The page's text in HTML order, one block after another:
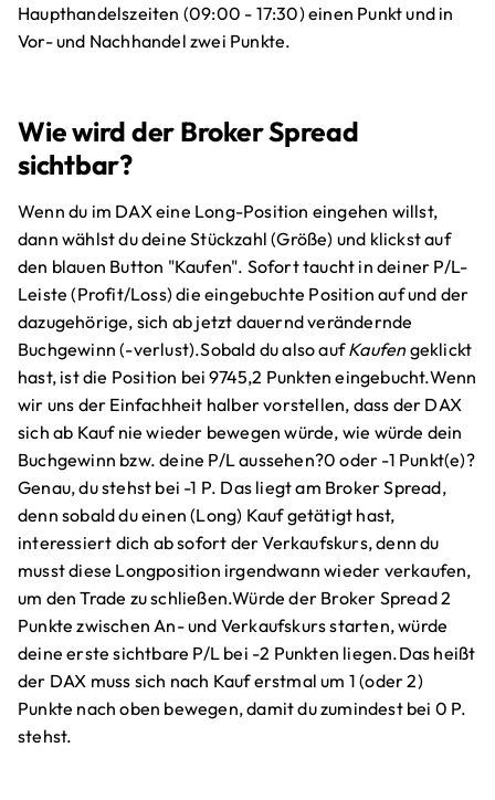
Haupthandelszeiten (09:00 - 17:30) einen Punkt und in
Vor- und Nachhandel zwei Punkte.
Wie wird der Broker Spread
sichtbar?
Wenn du im DAX eine Long-Position eingehen willst,
dann wählst du deine Stückzahl (Größe) und klickst auf
den blauen Button "Kaufen". Sofort taucht in deiner P/L-
Leiste (Profit/Loss) die eingebuchte Position auf und der
dazugehörige, sich ab jetzt dauernd verändernde
Buchgewinn (-verlust).Sobald du also aufKaufengeklickt
hast, ist die Position bei 9745,2 Punkten eingebucht.Wenn
wir uns der Einfachheit halber vorstellen, dass der DAX
sich ab Kauf nie wieder bewegen würde, wie würde dein
Buchgewinn bzw. deine P/L aussehen?0 oder -1 Punkt(e)?
Genau, du stehst bei -1 P. Das liegt am Broker Spread,
denn sobald du einen (Long) Kauf getätigt hast,
interessiert dich ab sofort der Verkaufskurs, denn du
musst diese Longposition irgendwann wieder verkaufen,
um den Trade zu schließen.Würde der Broker Spread 2
Punkte zwischen An- und Verkaufskurs starten, würde
deine erste sichtbare P/L bei -2 Punkten liegen.Das heißt
der DAX muss sich nach Kauf erstmal um 1 (oder 2)
Punkte nach oben bewegen, damit du zumindest bei 0 P.
stehst.